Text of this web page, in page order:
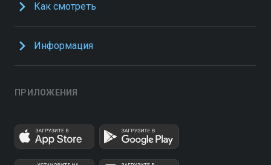
Как смотреть
Информация
ПРИЛОЖЕНИЯ